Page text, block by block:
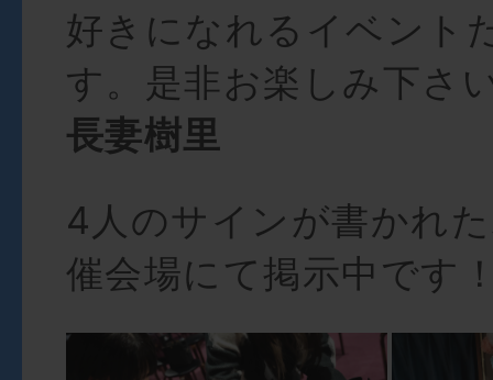
好きになれるイベント
す。是非お楽しみ下さ
長妻樹里
4人のサインが書かれ
催会場にて掲示中です